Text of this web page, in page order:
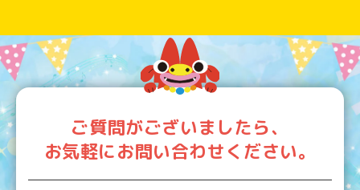
ご質問がございましたら、
お気軽にお問い合わせください。